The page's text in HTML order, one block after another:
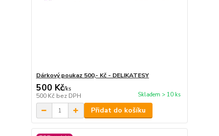
Dárkový poukaz 500,- Kč - DELIKATESY
500 Kč/ks
500 Kč bez DPH Skladem > 10 ks
Přidat do košíku